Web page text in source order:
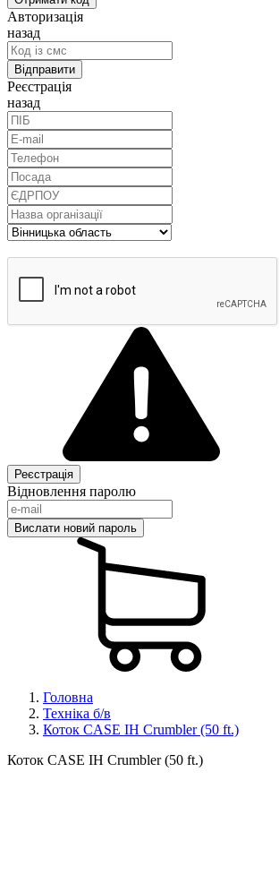
Авторизація
назад
Реєстрація
назад
Відновлення паролю
Головна
Техніка б/в
Коток CASE IH Crumbler (50 ft.)
Коток CASE IH Crumbler (50 ft.)